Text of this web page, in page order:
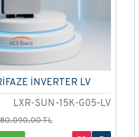
LXR-SUN-15K-G05-LV
İNVERTER LV
TL